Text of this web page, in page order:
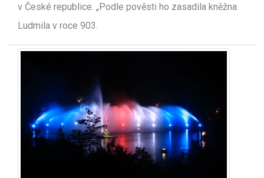
v České republice. „Podle pověsti ho zasadila kněžna
Ludmila v roce 903.